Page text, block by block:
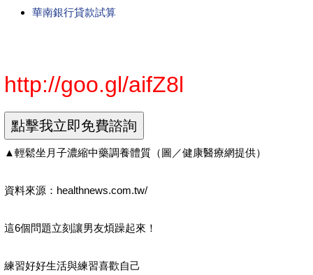
華南銀行貸款試算
http://goo.gl/aifZ8l
▲輕鬆坐月子濃縮中藥調養體質（圖／健康醫療網提供）
資料來源：healthnews.com.tw/
這6個問題立刻讓男友煩躁起來！
練習好好生活與練習喜歡自己